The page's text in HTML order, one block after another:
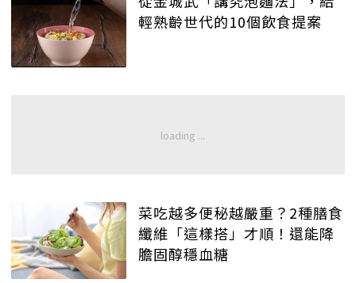
輕熟齡世代的10個飲食提案
菜吃越多便秘越嚴重？2種膳食
纖維「這樣搭」才順！還能降
膽固醇穩血糖